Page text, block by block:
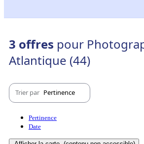
3 offres pour
Atlantique (44)
Trier par Pertinence
Pertinence
Date